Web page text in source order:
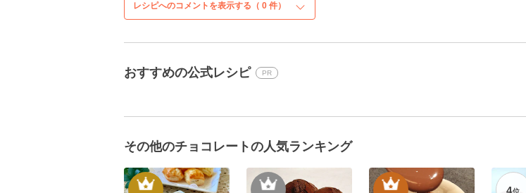
レシピへのコメントを表示する（ 0 件）
おすすめの公式レシピ PR
その他のチョコレートの人気ランキング
4位